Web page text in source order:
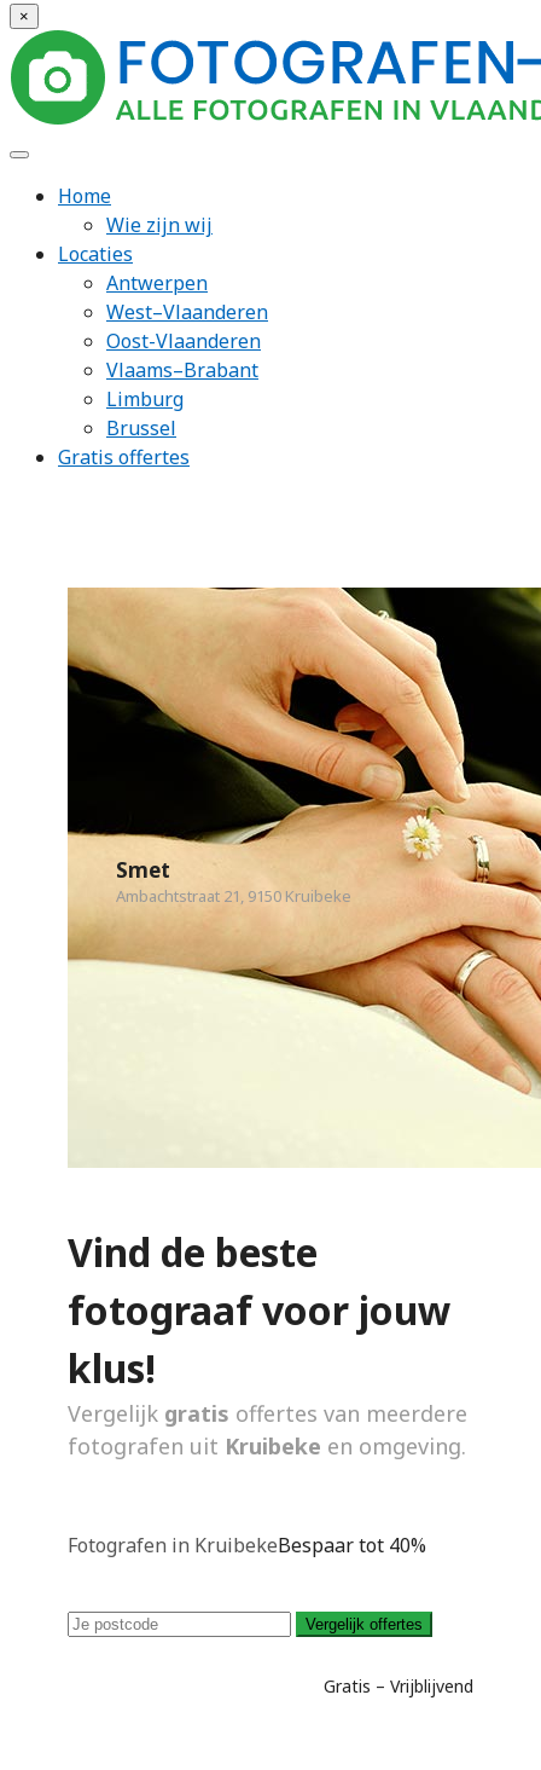
×
Home
Wie zijn wij
Locaties
Antwerpen
West–Vlaanderen
Oost-Vlaanderen
Vlaams–Brabant
Limburg
Brussel
Gratis offertes
Smet
Ambachtstraat 21, 9150 Kruibeke
Vind de beste
fotograaf voor jouw
klus!
Vergelijk gratis offertes van meerdere
fotografen uit Kruibeke en omgeving.
Fotografen in KruibekeBespaar tot 40%
Vergelijk offertes
Gratis – Vrijblijvend